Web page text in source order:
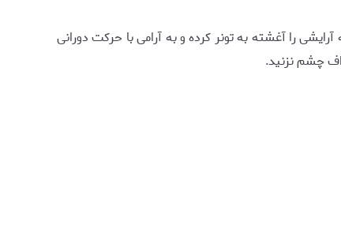
را آغشته به تونر کرده و به آرامی با حرکت دورانی
چشم نزنید.